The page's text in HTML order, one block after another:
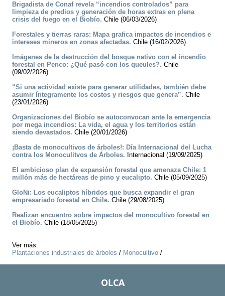
Brigadista de Conaf revela “incendios controlados” para
limpieza de predios y generación de horas extras en plena
crisis del fuego en el Biobío. Chile (06/03/2026)
Forestales y tierras raras: Mapa grafica impactos de incendios e
intereses mineros en zonas afectadas. Chile (16/02/2026)
Imágenes de la destrucción del bosque nativo con el incendio
forestal en Penco: ¿Qué pasó con los queules?. Chile
(09/02/2026)
“Si una actividad existe para generar utilidades, también debe
asumir íntegramente los costos y riesgos que genera”. Chile
(23/01/2026)
Organizaciones del Biobío se autoconvocan ante la emergencia
por mega incendios: La vida, el agua y los territorios están
siendo devastados. Chile (20/01/2026)
¡Basta de monocultivos de árboles!: Día Internacional del Lucha
contra los Monoculitvos de Árboles. Internacional (19/09/2025)
El ambicioso plan de expansión forestal que amenaza Chile: 1
millón más de hectáreas de pino y eucalipto. Chile (05/09/2025)
GloNi: Los eucaliptos híbridos que busca expandir el gran
empresariado forestal en Chile. Chile (29/08/2025)
Realizan encuentro sobre impactos del monocultivo forestal en
el Biobío. Chile (18/05/2025)
Ver más:
Plantaciones industriales de árboles / Monocultivo /
OLCA